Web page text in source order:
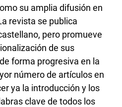
su amplia difusión en
revista se publica
pero promueve
de sus
forma progresiva en la
número de artículos en
ya la introducción y los
clave de todos los